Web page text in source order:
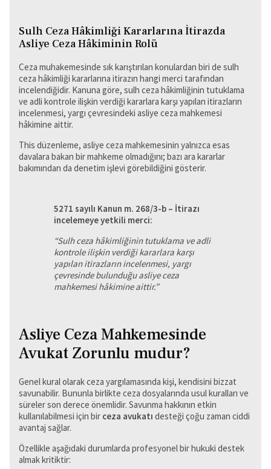
Sulh Ceza Hâkimliği Kararlarına İtirazda
Asliye Ceza Hâkiminin Rolü
Ceza muhakemesinde sık karıştırılan konulardan biri de sulh
ceza hâkimliği kararlarına itirazın hangi merci tarafından
incelendiğidir. Kanuna göre, sulh ceza hâkimliğinin tutuklama
ve adli kontrole ilişkin verdiği kararlara karşı yapılan itirazların
incelenmesi, yargı çevresindeki asliye ceza mahkemesi
hâkimine aittir.
This düzenleme, asliye ceza mahkemesinin yalnızca esas
davalara bakan bir mahkeme olmadığını; bazı ara kararlar
bakımından da denetim işlevi görebildiğini gösterir.
5271 sayılı Kanun m. 268/3-b – İtirazı
incelemeye yetkili merci:
“Sulh ceza hâkimliğinin tutuklama ve adli
kontrole ilişkin verdiği kararlara karşı
yapılan itirazların incelenmesi, yargı
çevresinde bulunduğu asliye ceza
mahkemesi hâkimine aittir.”
Asliye Ceza Mahkemesinde
Avukat Zorunlu mudur?
Genel kural olarak ceza yargılamasında kişi, kendisini bizzat
savunabilir. Bununla birlikte ceza dosyalarında usul kuralları ve
süreler son derece önemlidir. Savunma hakkının etkin
kullanılabilmesi için bir ceza avukatı desteği çoğu zaman ciddi
avantaj sağlar.
Özellikle aşağıdaki durumlarda profesyonel bir hukuki destek
almak kritiktir: